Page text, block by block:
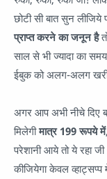
छोटी सी बात सुन
प्राप्त करने का जनून है
साल से भी ज्यादा का
ईबुक को अलग-अलग
अगर आप अभी नीचे दिए
मिलेगीमात्र 199 रूपये में
परेशानी आये तो ये रहा
कीजियेगा केवल